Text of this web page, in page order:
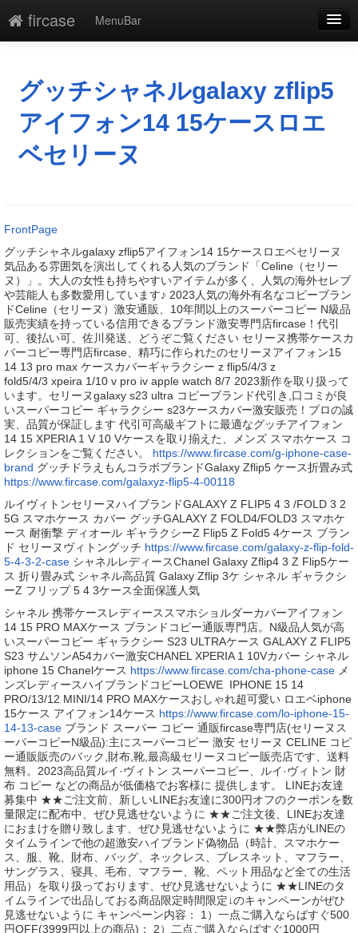
fircase
MenuBar
添付
凍結
新規
単語検索
グッチシャネルgalaxy zflip5
アイフォン14 15ケースロエ
ベセリーヌ
FrontPage
グッチシャネルgalaxy zflip5アイフォン14 15ケースロエベセリーヌ
気品ある雰囲気を演出してくれる人気のブランド「Celine（セリー
ヌ）」。大人の女性も持ちやすいアイテムが多く、人気の海外セレブ
や芸能人も多数愛用しています♪ 2023人気の海外有名なコピーブラン
ドCeline（セリーヌ）激安通販、10年間以上のスーパーコピー N級品
販売実績を持っている信用できるブランド激安専門店fircase！代引
可、後払い可、佐川発送、どうぞご覧ください セリーヌ携帯ケースカ
バーコピー専門店fircase、精巧に作られたのセリーヌアイフォン15
14 13 pro max ケースカバーギャラクシー z flip5/4/3 z
fold5/4/3 xpeira 1/10 v pro iv apple watch 8/7 2023新作を取り扱って
います。セリーヌgalaxy s23 ultra コピーブランド代引き,口コミが良
いスーパーコピー ギャラクシー s23ケースカバー激安販売！プロの誠
実、品質が保証します 代引可高級ギフトに最適なグッチアイフォン
14 15 XPERIA 1 V 10 Vケースを取り揃えた、メンズ スマホケース コ
レクションをご覧ください。 https://www.fircase.com/g-iphone-case-
brand グッチドラえもんコラボブランドGalaxy Zflip5 ケース折畳み式
https://www.fircase.com/galaxyz-flip5-4-00118
ルイヴィトンセリーヌハイブランドGALAXY Z FLIP5 4 3 /FOLD 3 2
5G スマホケース カバー グッチGALAXY Z FOLD4/FOLD3 スマホケ
ース 耐衝撃 ディオール ギャラクシーZ Flip5 Z Fold5 4ケース ブラン
ド セリーヌヴィトングッチ https://www.fircase.com/galaxy-z-flip-fold-
5-4-3-2-case シャネルレディースChanel Galaxy Zflip4 3 Z Flip5ケー
ス 折り畳み式 シャネル高品質 Galaxy Zflip 3ケ シャネル ギャラクシ
ーZ フリップ 5 4 3ケース全面保護人気
シャネル 携帯ケースレディーススマホショルダーカバーアイフォン
14 15 PRO MAXケース ブランドコピー通販専門店。N級品人気が高
いスーパーコピー ギャラクシー S23 ULTRAケース GALAXY Z FLIP5
S23 サムソンA54カバー激安CHANEL XPERIA 1 10Vカバー シャネル
iphone 15 Chanelケース https://www.fircase.com/cha-phone-case メ
ンズレディースハイブランドコピーLOEWE IPHONE 15 14
PRO/13/12 MINI/14 PRO MAXケースおしゃれ超可愛い ロエベiphone
15ケース アイフォン14ケース https://www.fircase.com/lo-iphone-15-
14-13-case ブランド スーパー コピー 通販fircase専門店(セリーヌス
ーパーコピーN級品):主にスーパーコピー 激安 セリーヌ CELINE コピ
ー通販販売のバック,財布,靴,最高級セリーヌコピー販売店です、送料
無料。2023高品質ルイ·ヴィトン スーパーコピー、ルイ·ヴィトン 財
布 コピー などの商品が低価格でお客様に 提供します。 LINEお友達
募集中 ★★ご注文前、新しいLINEお友達に300円オフのクーポンを数
量限定に配布中、ぜひ見逃せないように ★★ご注文後、LINEお友達
におまけを贈り致します、ぜひ見逃せないように ★★弊店がLINEの
タイムラインで他の超激安ハイブランド偽物品（時計、スマホケー
ス、服、靴、財布、バッグ、ネックレス、ブレスネット、マフラー、
サングラス、寝具、毛布、マフラー、靴、ペット用品など全ての生活
用品）を取り扱っております、ぜひ見逃せないように ★★LINEのタ
イムラインで出品しておる商品限定時間限定↓のキャンペーンがぜひ
見逃せないように キャンペーン内容： 1）一点ご購入ならばすぐ500
円OFF(3999円以上の商品)； 2）二点ご購入ならばすぐ1000円